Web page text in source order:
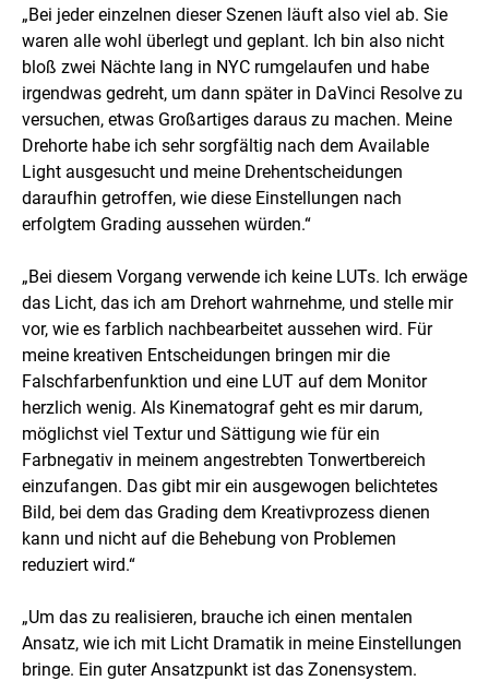
„Bei jeder einzelnen dieser Szenen läuft also viel ab. Sie
waren alle wohl überlegt und geplant. Ich bin also nicht
bloß zwei Nächte lang in NYC rumgelaufen und habe
irgendwas gedreht, um dann später in DaVinci Resolve zu
versuchen, etwas Großartiges daraus zu machen. Meine
Drehorte habe ich sehr sorgfältig nach dem Available
Light ausgesucht und meine Drehentscheidungen
daraufhin getroffen, wie diese Einstellungen nach
erfolgtem Grading aussehen würden.“
„Bei diesem Vorgang verwende ich keine LUTs. Ich erwäge
das Licht, das ich am Drehort wahrnehme, und stelle mir
vor, wie es farblich nachbearbeitet aussehen wird. Für
meine kreativen Entscheidungen bringen mir die
Falschfarbenfunktion und eine LUT auf dem Monitor
herzlich wenig. Als Kinematograf geht es mir darum,
möglichst viel Textur und Sättigung wie für ein
Farbnegativ in meinem angestrebten Tonwertbereich
einzufangen. Das gibt mir ein ausgewogen belichtetes
Bild, bei dem das Grading dem Kreativprozess dienen
kann und nicht auf die Behebung von Problemen
reduziert wird.“
„Um das zu realisieren, brauche ich einen mentalen
Ansatz, wie ich mit Licht Dramatik in meine Einstellungen
bringe. Ein guter Ansatzpunkt ist das Zonensystem.